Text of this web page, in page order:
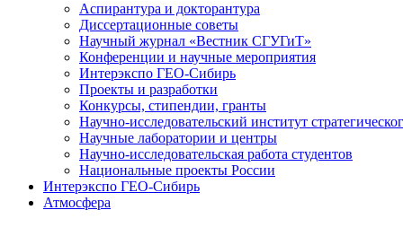
Аспирантура и докторантура
Диссертационные советы
Научный журнал «Вестник СГУГиТ»
Конференции и научные мероприятия
Интерэкспо ГЕО-Сибирь
Проекты и разработки
Конкурсы, стипендии, гранты
Научно-исследовательский институт
Научные лаборатории и центры
Научно-исследовательская работа студентов
Национальные проекты России
Интерэкспо ГЕО-Сибирь
Атмосфера